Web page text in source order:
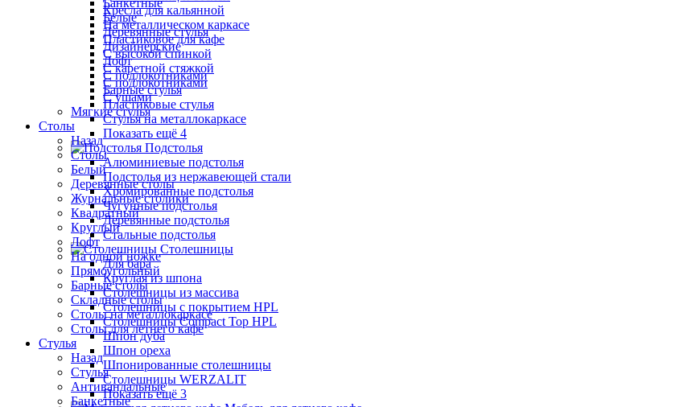
Банкетные
Белые
Деревянные стулья
Дизайнерские
Лофт
С подлокотниками
Барные стулья
Пластиковые стулья
Стулья на металлокаркасе
Показать ещё 4
Подстолья
Алюминиевые подстолья
Подстолья из нержавеющей стали
Хромированные подстолья
Чугунные подстолья
Деревянные подстолья
Стальные подстолья
Столешницы
Для бара
Круглая из шпона
Столешницы из массива
Столешницы с покрытием HPL
Столешницы Сompact Top HPL
Шпон дуба
Шпон ореха
Шпонированные столешницы
Столешницы WERZALIT
Показать ещё 3
Кресла для кальянной
На металлическом каркасе
Пластиковое для кафе
С высокой спинкой
С каретной стяжкой
С подлокотниками
С ушами
Мягкие стулья
Столы
Назад
Столы
Белый
Деревянные столы
Журнальные столики
Квадратный
Круглый
Лофт
На одной ножке
Прямоугольный
Барные столы
Складные столы
Столы на металлокаркасе
Столы для летнего кафе
Стулья
Назад
Стулья
Антивандальные
Банкетные